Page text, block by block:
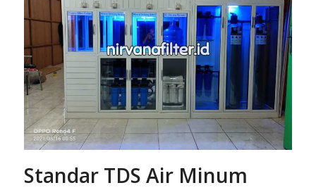
Standar TDS Air Minum